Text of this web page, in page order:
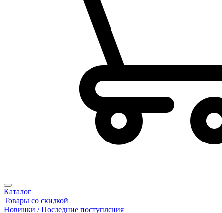
Каталог
Товары со скидкой
Новинки / Последние поступления